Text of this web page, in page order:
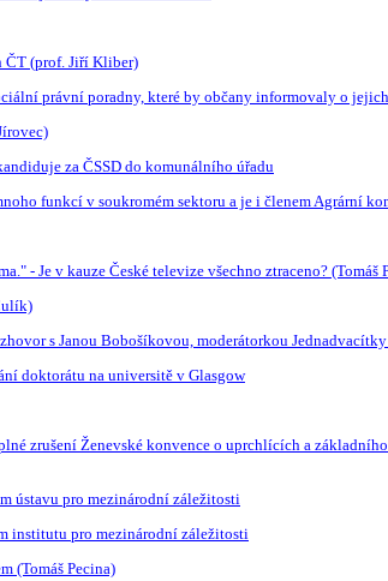
ČT (prof. Jiří Kliber)
právní poradny, které by občany informovaly o
za ČSSD do komunálního úřadu
funkcí v soukromém sektoru a je i členem Agrární
- Je v kauze České televize všechno ztraceno? (Tomáš
s Janou Bobošíkovou, moderátorkou
doktorátu na universitě v Glasgow
zrušení Ženevské konvence o uprchlících a
ústavu pro mezinárodní záležitosti
institutu pro mezinárodní záležitosti
(Tomáš Pecina)